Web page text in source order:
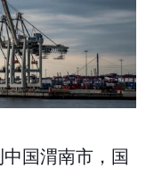
国渭南市，国